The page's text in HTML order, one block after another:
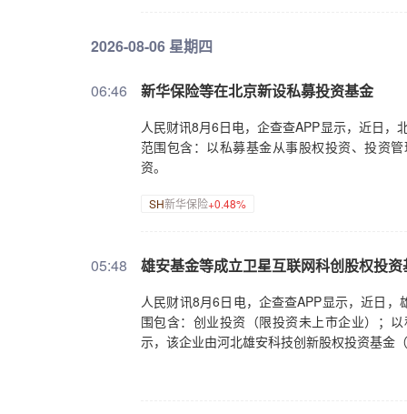
2026-08-06 星期四
06:46 新华保险等在北京新设私募投资基金
人民财讯8月6日电，企查查APP显示，近日，
范围包含：以私募基金从事股权投资、投资
资。
SH新华保险+0.48%
05:48 雄安基金等成立卫星互联网科创股权投资
人民财讯8月6日电，企查查APP显示，近日
围包含：创业投资（限投资未上市企业）；
示，该企业由河北雄安科技创新股权投资基金